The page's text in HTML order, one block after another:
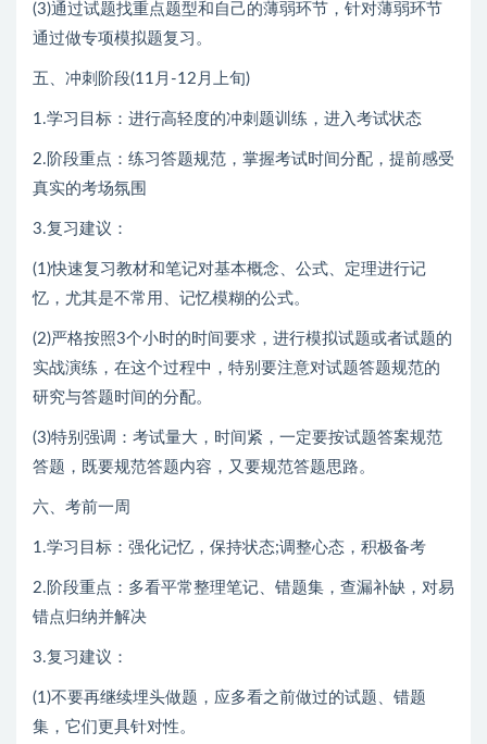
(3)通过试题找重点题型和自己的薄弱环节，针对薄弱环节
通过做专项模拟题复习。
五、冲刺阶段(11月-12月上旬)
1.学习目标：进行高轻度的冲刺题训练，进入考试状态
2.阶段重点：练习答题规范，掌握考试时间分配，提前感受
真实的考场氛围
3.复习建议：
(1)快速复习教材和笔记对基本概念、公式、定理进行记
忆，尤其是不常用、记忆模糊的公式。
(2)严格按照3个小时的时间要求，进行模拟试题或者试题的
实战演练，在这个过程中，特别要注意对试题答题规范的
研究与答题时间的分配。
(3)特别强调：考试量大，时间紧，一定要按试题答案规范
答题，既要规范答题内容，又要规范答题思路。
六、考前一周
1.学习目标：强化记忆，保持状态;调整心态，积极备考
2.阶段重点：多看平常整理笔记、错题集，查漏补缺，对易
错点归纳并解决
3.复习建议：
(1)不要再继续埋头做题，应多看之前做过的试题、错题
集，它们更具针对性。